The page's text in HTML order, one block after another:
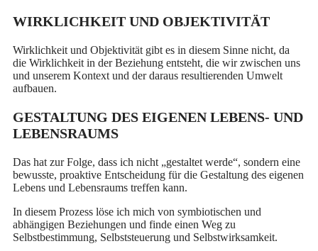
WIRKLICHKEIT UND OBJEKTIVITÄT
Wirklichkeit und Objektivität gibt es in diesem Sinne nicht, da
die Wirklichkeit in der Beziehung entsteht, die wir zwischen uns
und unserem Kontext und der daraus resultierenden Umwelt
aufbauen.
GESTALTUNG DES EIGENEN LEBENS- UND
LEBENSRAUMS
Das hat zur Folge, dass ich nicht „gestaltet werde“, sondern eine
bewusste, proaktive Entscheidung für die Gestaltung des eigenen
Lebens und Lebensraums treffen kann.
In diesem Prozess löse ich mich von symbiotischen und
abhängigen Beziehungen und finde einen Weg zu
Selbstbestimmung, Selbststeuerung und Selbstwirksamkeit.